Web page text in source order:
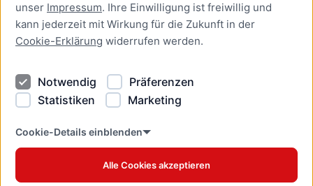
unser Impressum. Ihre Einwilligung ist freiwillig und
kann jederzeit mit Wirkung für die Zukunft in der
Cookie-Erklärung widerrufen werden.
Notwendig
Präferenzen
Statistiken
Marketing
Cookie-Details einblenden
Alle Cookies akzeptieren
Kontakt
Kontakt
Datenschutzhinweise
Barrierefreiheit
Cookie Erklärung
www.luebeck.de